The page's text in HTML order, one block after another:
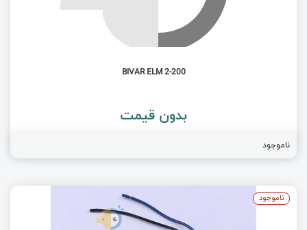
BIVAR ELM 2-200
بدون قیمت
ناموجود
ناموجود